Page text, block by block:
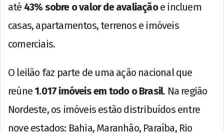
até 43% sobre o valor de avaliaçãoe incluem
casas, apartamentos, terrenos e imóveis
comerciais.
O leilão faz parte de uma ação nacional que
reúne 1.017 imóveis em todo o Brasil. Na região
Nordeste, os imóveis estão distribuídos entre
nove estados: Bahia, Maranhão, Paraíba, Rio